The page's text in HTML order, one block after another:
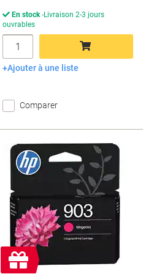
En stock Livraison 2-3 jours
ouvrables
Quantité
Ajouter au panier
Ajouter à une liste
Comparer
Cadeau
gratuit